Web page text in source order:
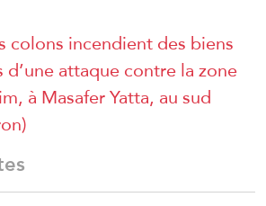
colons incendient des biens
attaque contre la zone
à Masafer Yatta, au sud